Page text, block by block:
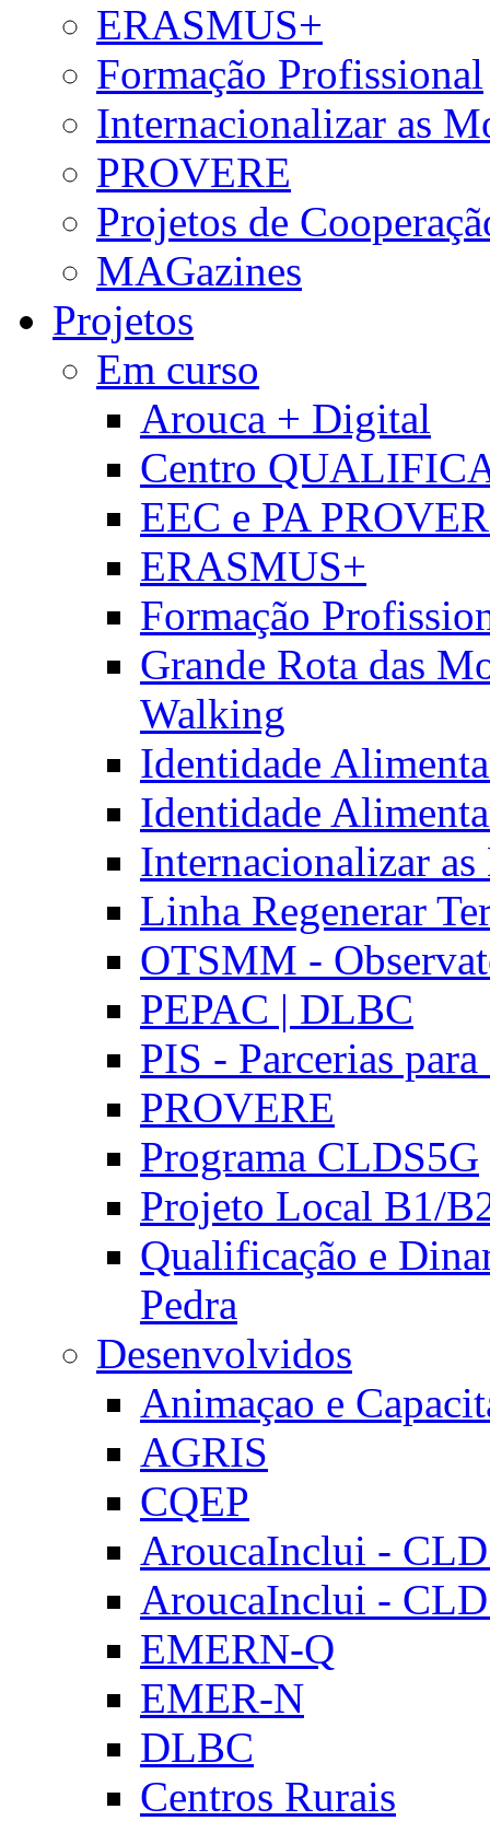
ERASMUS+
Formação Profissional
Internacionalizar as
PROVERE
Projetos de
MAGazines
Projetos
Em curso
Arouca + Digital
Centro
EEC e PA
ERASMUS+
Formação
Grande Rota das
Walking
Identidade
Identidade
Internacionalizar
Linha Regenerar
OTSMM -
PEPAC | DLBC
PIS - Parcerias
PROVERE
Programa CLDS5G
Projeto Local B1/
Qualificação e
Pedra
Desenvolvidos
Animaçao e
AGRIS
CQEP
AroucaInclui -
AroucaInclui -
EMERN-Q
EMER-N
DLBC
Centros Rurais